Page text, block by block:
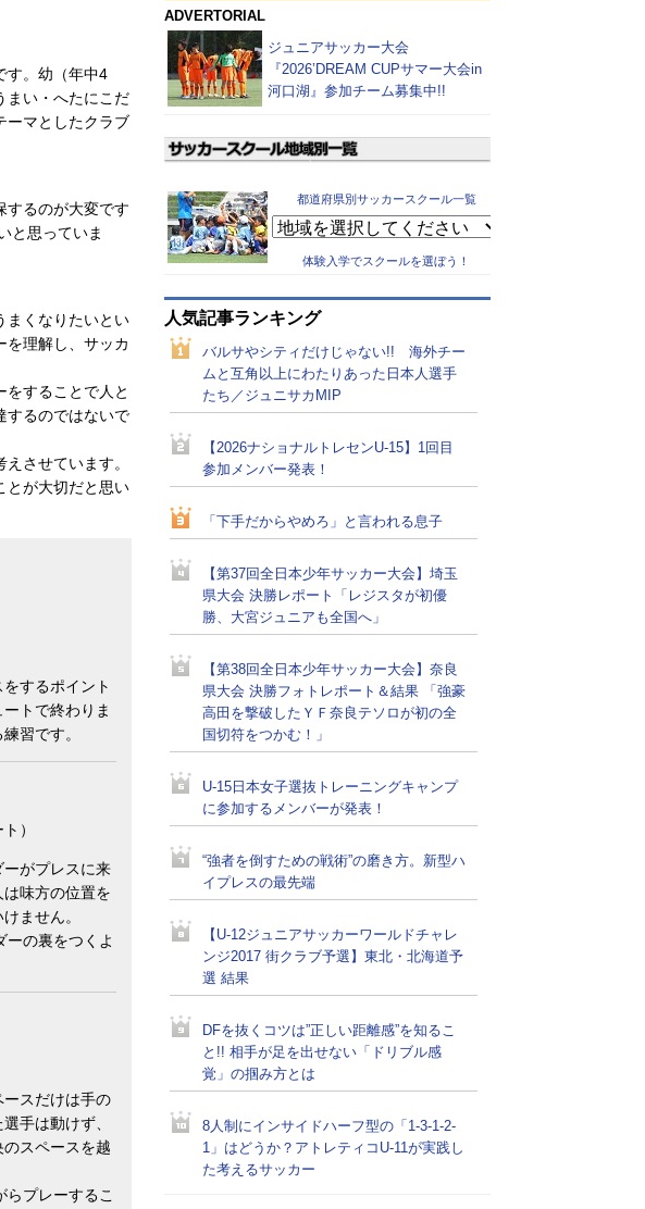
す。幼（年中4
まい・へたにこだ
ーマとしたクラブ
するのが大変です
と思っていま
まくなりたいとい
を理解し、サッカ
することで人と
するのではないで
させています。
とが大切だと思い
するポイント
トで終わりま
習です。
）
がプレスに来
味方の位置を
ません。
の裏をつくよ
スだけは手の
手は動けず、
スペースを越
プレーするこ
ADVERTORIAL
ジュニアサッカー大会
『2026’DREAM CUPサマー大会in
河口湖』参加チーム募集中!!
都道府県別サッカースクール一覧
体験入学でスクールを選ぼう！
人気記事ランキング
バルサやシティだけじゃない!! 海外チー
ムと互角以上にわたりあった日本人選手
たち／ジュニサカMIP
【2026ナショナルトレセンU-15】1回目
参加メンバー発表！
「下手だからやめろ」と言われる息子
【第37回全日本少年サッカー大会】埼玉
県大会 決勝レポート「レジスタが初優
勝、大宮ジュニアも全国へ」
【第38回全日本少年サッカー大会】奈良
県大会 決勝フォトレポート＆結果 「強豪
高田を撃破したＹＦ奈良テソロが初の全
国切符をつかむ！」
U-15日本女子選抜トレーニングキャンプ
に参加するメンバーが発表！
“強者を倒すための戦術”の磨き方。新型ハ
イプレスの最先端
【U-12ジュニアサッカーワールドチャレ
ンジ2017 街クラブ予選】東北・北海道予
選 結果
DFを抜くコツは”正しい距離感”を知るこ
と!! 相手が足を出せない「ドリブル感
覚」の掴み方とは
8人制にインサイドハーフ型の「1-3-1-2-
1」はどうか？アトレティコU-11が実践し
た考えるサッカー